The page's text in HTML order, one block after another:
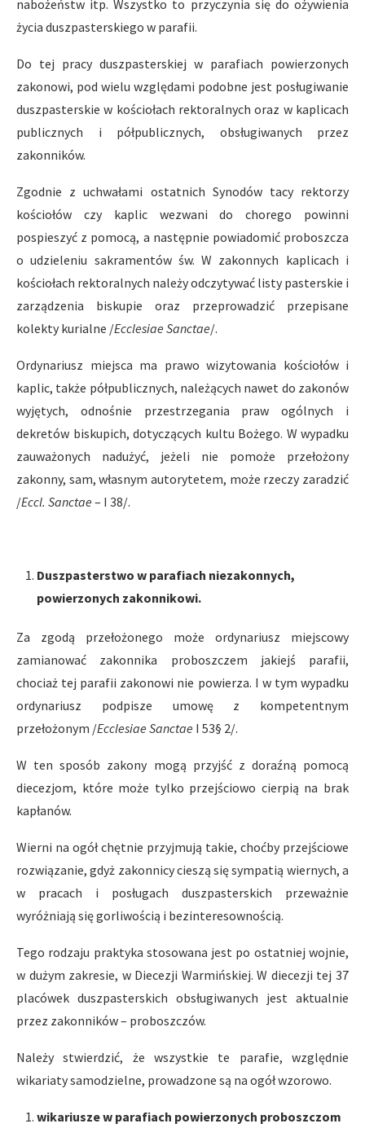
nabożeństw itp. Wszystko to przyczynia się do ożywienia
życia duszpasterskiego w parafii.
Do tej pracy duszpasterskiej w parafiach powierzonych
zakonowi, pod wielu względami podobne jest posługiwanie
duszpasterskie w kościołach rektoralnych oraz w kaplicach
publicznych i półpublicznych, obsługiwanych przez
zakonników.
Zgodnie z uchwałami ostatnich Synodów tacy rektorzy
kościołów czy kaplic wezwani do chorego powinni
pospieszyć z pomocą, a następnie powiadomić proboszcza
o udzieleniu sakramentów św. W zakonnych kaplicach i
kościołach rektoralnych należy odczytywać listy pasterskie i
zarządzenia biskupie oraz przeprowadzić przepisane
kolekty kurialne /Ecclesiae Sanctae/.
Ordynariusz miejsca ma prawo wizytowania kościołów i
kaplic, także półpublicznych, należących nawet do zakonów
wyjętych, odnośnie przestrzegania praw ogólnych i
dekretów biskupich, dotyczących kultu Bożego. W wypadku
zauważonych nadużyć, jeżeli nie pomoże przełożony
zakonny, sam, własnym autorytetem, może rzeczy zaradzić
/Eccl. Sanctae – I 38/.
Duszpasterstwo w parafiach niezakonnych,
powierzonych zakonnikowi.
Za zgodą przełożonego może ordynariusz miejscowy
zamianować zakonnika proboszczem jakiejś parafii,
chociaż tej parafii zakonowi nie powierza. I w tym wypadku
ordynariusz podpisze umowę z kompetentnym
przełożonym /Ecclesiae Sanctae I 53§ 2/.
W ten sposób zakony mogą przyjść z doraźną pomocą
diecezjom, które może tylko przejściowo cierpią na brak
kapłanów.
Wierni na ogół chętnie przyjmują takie, choćby przejściowe
rozwiązanie, gdyż zakonnicy cieszą się sympatią wiernych, a
w pracach i posługach duszpasterskich przeważnie
wyróżniają się gorliwością i bezinteresownością.
Tego rodzaju praktyka stosowana jest po ostatniej wojnie,
w dużym zakresie, w Diecezji Warmińskiej. W diecezji tej 37
placówek duszpasterskich obsługiwanych jest aktualnie
przez zakonników – proboszczów.
Należy stwierdzić, że wszystkie te parafie, względnie
wikariaty samodzielne, prowadzone są na ogół wzorowo.
wikariusze w parafiach powierzonych proboszczom